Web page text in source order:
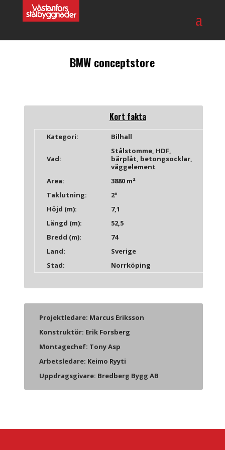
BMW conceptstore
Kort fakta
Kategori: Bilhall
Vad:
Stålstomme, HDF,
bärplåt, betongsocklar,
väggelement
Area:
3880 m²
Taklutning:
2°
Höjd (m):
7,1
Längd (m):
52,5
Bredd (m):
74
Land:
Sverige
Stad:
Norrköping
Projektledare: Marcus Eriksson​
Konstruktör: Erik Forsberg
Montagechef: Tony Asp
Arbetsledare: Keimo Ryyti
Uppdragsgivare: Bredberg Bygg AB